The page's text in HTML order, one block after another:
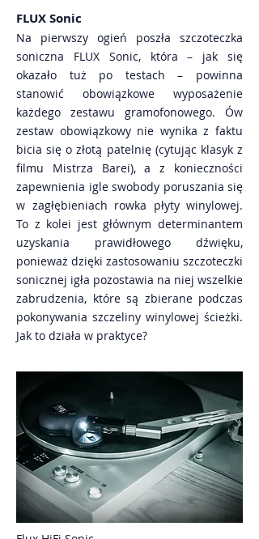
FLUX Sonic
Na pierwszy ogień poszła szczoteczka
soniczna FLUX Sonic, która – jak się
okazało tuż po testach – powinna
stanowić obowiązkowe wyposażenie
każdego zestawu gramofonowego. Ów
zestaw obowiązkowy nie wynika z faktu
bicia się o złotą patelnię (cytując klasyk z
filmu Mistrza Barei), a z konieczności
zapewnienia igle swobody poruszania się
w zagłębieniach rowka płyty winylowej.
To z kolei jest głównym determinantem
uzyskania prawidłowego dźwięku,
ponieważ dzięki zastosowaniu szczoteczki
sonicznej igła pozostawia na niej wszelkie
zabrudzenia, które są zbierane podczas
pokonywania szczeliny winylowej ścieżki.
Jak to działa w praktyce?